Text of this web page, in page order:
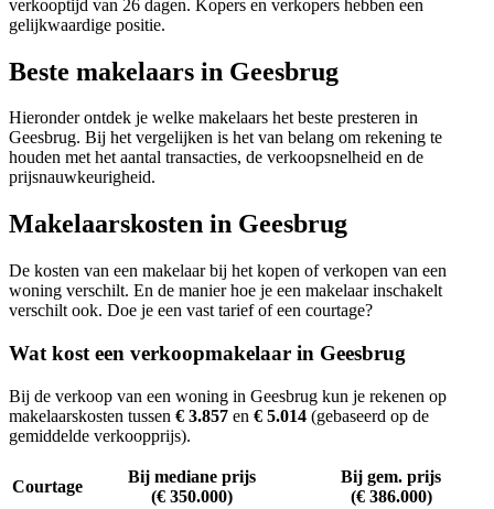
verkooptijd van 26 dagen. Kopers en verkopers hebben een
gelijkwaardige positie.
Beste makelaars in Geesbrug
Hieronder ontdek je welke makelaars het beste presteren in
Geesbrug. Bij het vergelijken is het van belang om rekening te
houden met het aantal transacties, de verkoopsnelheid en de
prijsnauwkeurigheid.
Makelaarskosten in Geesbrug
De kosten van een makelaar bij het kopen of verkopen van een
woning verschilt. En de manier hoe je een makelaar inschakelt
verschilt ook. Doe je een vast tarief of een courtage?
Wat kost een verkoopmakelaar in Geesbrug
Bij de verkoop van een woning in Geesbrug kun je rekenen op
makelaarskosten tussen € 3.857 en € 5.014 (gebaseerd op de
gemiddelde verkoopprijs).
Courtage
Bij mediane prijs
(€ 350.000)
Bij gem. prijs
(€ 386.000)